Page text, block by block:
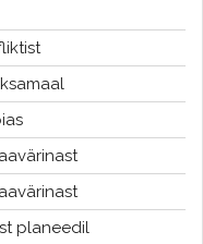
planeedil